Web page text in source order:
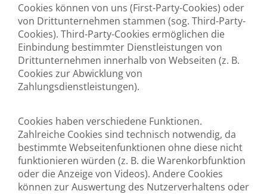
Cookies können von uns (First-Party-Cookies) oder
von Drittunternehmen stammen (sog. Third-Party-
Cookies). Third-Party-Cookies ermöglichen die
Einbindung bestimmter Dienstleistungen von
Drittunternehmen innerhalb von Webseiten (z. B.
Cookies zur Abwicklung von
Zahlungsdienstleistungen).
Cookies haben verschiedene Funktionen.
Zahlreiche Cookies sind technisch notwendig, da
bestimmte Webseitenfunktionen ohne diese nicht
funktionieren würden (z. B. die Warenkorbfunktion
oder die Anzeige von Videos). Andere Cookies
können zur Auswertung des Nutzerverhaltens oder